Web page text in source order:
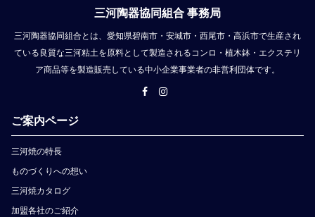
三河陶器協同組合 事務局
三河陶器協同組合とは、愛知県碧南市・安城市・西尾市・高浜市で生産され
ている良質な三河粘土を原料として製造されるコンロ・植木鉢・エクステリ
ア商品等を製造販売している中小企業事業者の非営利団体です。
ご案内ページ
三河焼の特長
ものづくりへの想い
三河焼カタログ
加盟各社のご紹介